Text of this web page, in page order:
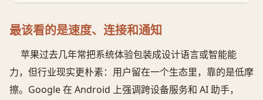
最该看的是速度、连接和通知
苹果过去几年常把系统体验包装成设计语言或智能能
力，但行业现实更朴素：用户留在一个生态里，靠的是低摩
擦。Google 在 Android 上强调跨设备服务和 AI 助手，